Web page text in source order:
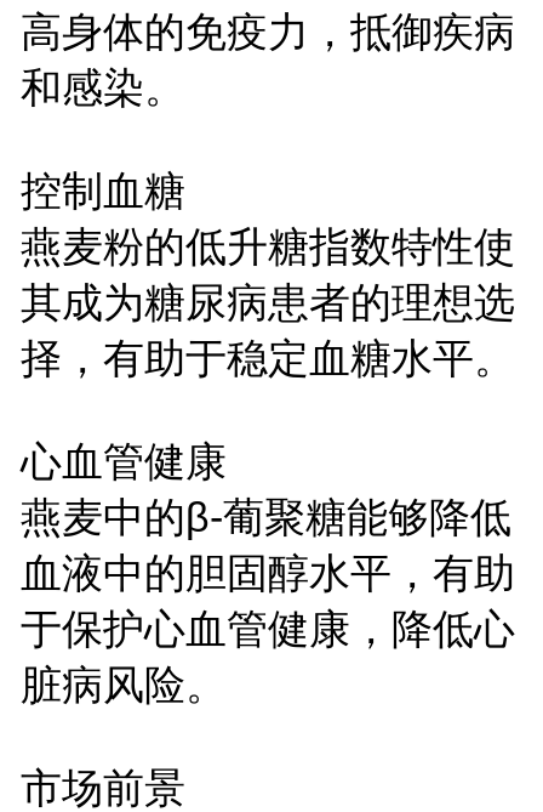
高身体的免疫力，抵御疾病
和感染。
控制血糖
燕麦粉的低升糖指数特性使
其成为糖尿病患者的理想选
择，有助于稳定血糖水平。
心血管健康
燕麦中的β-葡聚糖能够降低
血液中的胆固醇水平，有助
于保护心血管健康，降低心
脏病风险。
市场前景